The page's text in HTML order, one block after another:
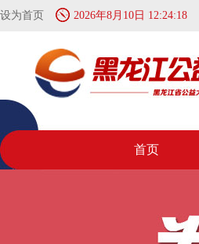
设为首页 2026年8月10日 12:24:18
首页